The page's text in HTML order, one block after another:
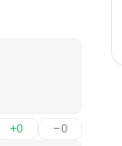
+0 –0